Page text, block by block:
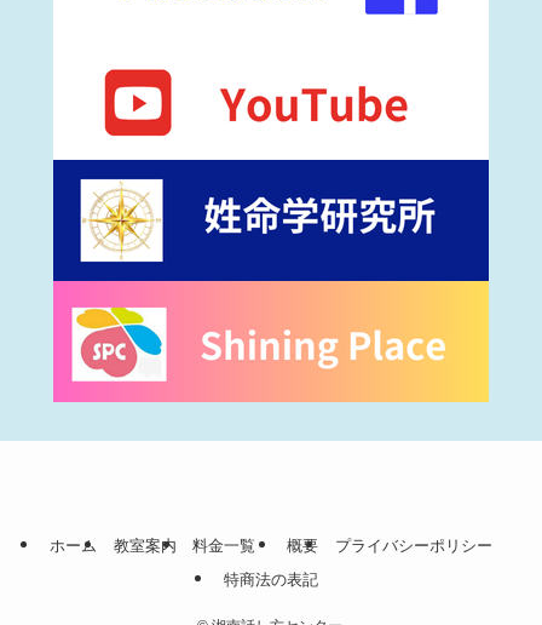
ホーム 教室案内 料金一覧 概要
プライバシーポリシー
特商法の表記